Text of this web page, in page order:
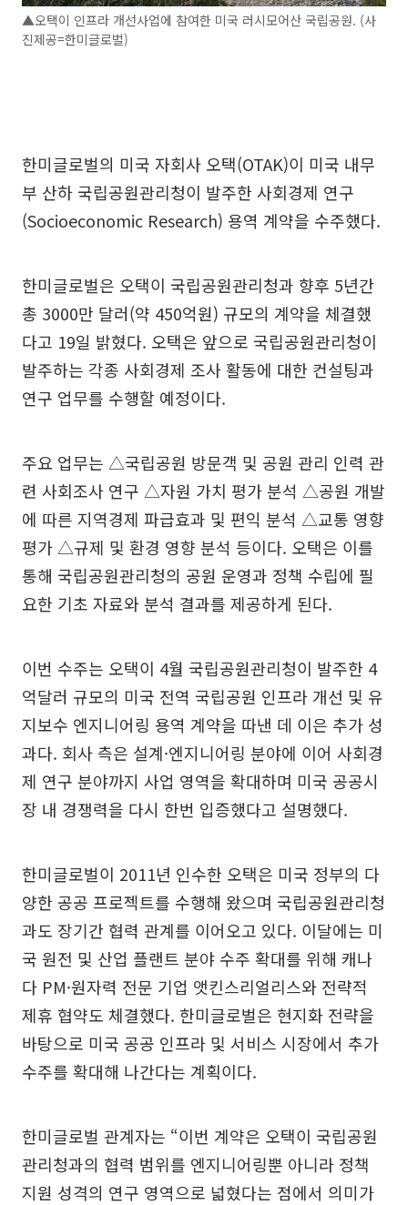
▲오택이 인프라 개선사업에 참여한 미국 러시모어산 국립공원. (사
진제공=한미글로벌)
한미글로벌의 미국 자회사 오택(OTAK)이 미국 내무
부 산하 국립공원관리청이 발주한 사회경제 연구
(Socioeconomic Research) 용역 계약을 수주했다.
한미글로벌은 오택이 국립공원관리청과 향후 5년간
총 3000만 달러(약 450억원) 규모의 계약을 체결했
다고 19일 밝혔다. 오택은 앞으로 국립공원관리청이
발주하는 각종 사회경제 조사 활동에 대한 컨설팅과
연구 업무를 수행할 예정이다.
주요 업무는 △국립공원 방문객 및 공원 관리 인력 관
련 사회조사 연구 △자원 가치 평가 분석 △공원 개발
에 따른 지역경제 파급효과 및 편익 분석 △교통 영향
평가 △규제 및 환경 영향 분석 등이다. 오택은 이를
통해 국립공원관리청의 공원 운영과 정책 수립에 필
요한 기초 자료와 분석 결과를 제공하게 된다.
이번 수주는 오택이 4월 국립공원관리청이 발주한 4
억달러 규모의 미국 전역 국립공원 인프라 개선 및 유
지보수 엔지니어링 용역 계약을 따낸 데 이은 추가 성
과다. 회사 측은 설계·엔지니어링 분야에 이어 사회경
제 연구 분야까지 사업 영역을 확대하며 미국 공공시
장 내 경쟁력을 다시 한번 입증했다고 설명했다.
한미글로벌이 2011년 인수한 오택은 미국 정부의 다
양한 공공 프로젝트를 수행해 왔으며 국립공원관리청
과도 장기간 협력 관계를 이어오고 있다. 이달에는 미
국 원전 및 산업 플랜트 분야 수주 확대를 위해 캐나
다 PM·원자력 전문 기업 앳킨스리얼리스와 전략적
제휴 협약도 체결했다. 한미글로벌은 현지화 전략을
바탕으로 미국 공공 인프라 및 서비스 시장에서 추가
수주를 확대해 나간다는 계획이다.
한미글로벌 관계자는 “이번 계약은 오택이 국립공원
관리청과의 협력 범위를 엔지니어링뿐 아니라 정책
지원 성격의 연구 영역으로 넓혔다는 점에서 의미가